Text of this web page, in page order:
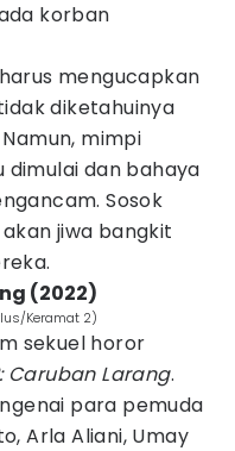
korban
mengucapkan
diketahuinya
mimpi
dan bahaya
Sosok
jiwa bangkit
(2022)
Keramat 2)
sekuel horor
Caruban Larang.
para pemuda
Arla Aliani, Umay